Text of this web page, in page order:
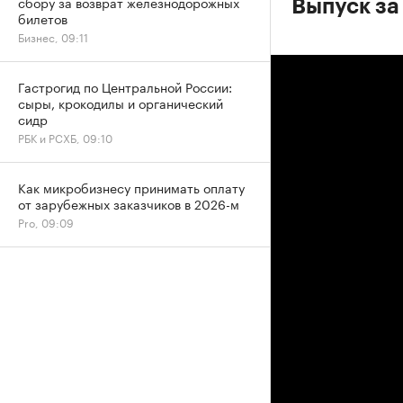
Выпуск
билетов
Бизнес, 09:11
Гастрогид по Центральной России:
сыры, крокодилы и органический
сидр
РБК и РСХБ, 09:10
Как микробизнесу принимать оплату
от зарубежных заказчиков в 2026-м
Pro, 09:09